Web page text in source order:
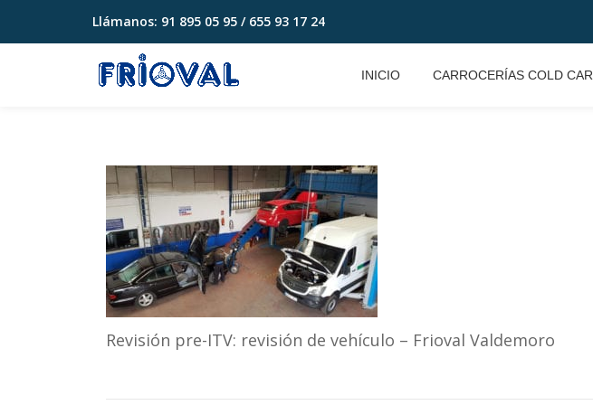
Saltar
Llámanos: 91 895 05 95 / 655 93 17 24
INICIO CARROCERÍAS COLD CAR
Revisión pre-ITV: revisión de vehículo – Frioval Valdemoro